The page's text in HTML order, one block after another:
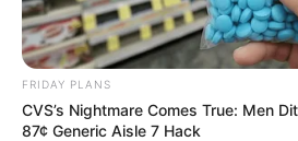
FRIDAY PLANS
CVS’s Nightmare Comes True: Men
87¢ Generic Aisle 7 Hack